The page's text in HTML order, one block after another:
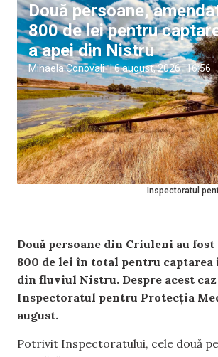
Inspectoratul
Două persoane,
800 de lei pentru
a apei din Nistru
Mihaela Conovali |6 august, 2026 16:56
Două persoane din Criuleni au fost
800 de lei în total pentru captarea
din fluviul Nistru. Despre acest
Inspectoratul pentru Protecția
august.
Potrivit Inspectoratului, cele două